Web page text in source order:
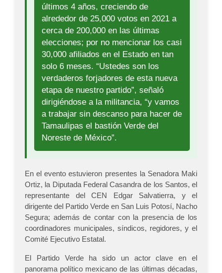
últimos 4 años, creciendo de
alrededor de 25,000 votos en 2021 a
cerca de 200,000 en las últimas
elecciones; por no mencionar los casi
30,000 afiliados en el Estado en tan
solo 6 meses. “Ustedes son los
verdaderos forjadores de esta nueva
etapa de nuestro partido”, señaló
dirigiéndose a la militancia, “y vamos
a trabajar sin descanso para hacer de
Tamaulipas el bastión Verde del
Noreste de México”.
En el evento estuvieron presentes la Senadora Maki
Ortiz, la Diputada Federal Casandra de los Santos, el
representante del CEN Edgar Salvatierra, y el
dirigente del Partido Verde en San Luis Potosí, Nacho
Segura; además de contar con la presencia de los
coordinadores municipales, síndicos, regidores, y el
Comité Ejecutivo Estatal.
El Partido Verde ha sido un actor clave en el
panorama político mexicano de las últimas décadas,